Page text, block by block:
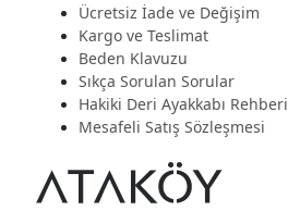
Ücretsiz İade ve Değişim
Kargo ve Teslimat
Beden Klavuzu
Sıkça Sorulan Sorular
Hakiki Deri Ayakkabı Rehberi
Mesafeli Satış Sözleşmesi